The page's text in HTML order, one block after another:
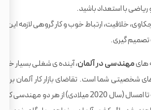
با استعداد باشید.
خلاقیت، ارتباط خوب و کار گروهی لازمه این
تصمیم گیری.
هایمهندسی در آلمان، آینده ی شغلی بسیار خوبی
شما است. تقاضای بازار کار آلمان برای
افزایش است، به این جهت که تا امسال (سال 2020